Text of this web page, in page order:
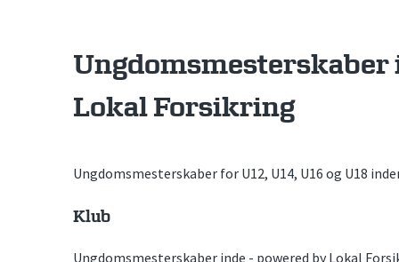
Ungdomsmesterskaber
Lokal Forsikring
Ungdomsmesterskaber for U12, U14, U16 og U18
Klub
Ungdomsmesterskaber inde - powered by Lokal